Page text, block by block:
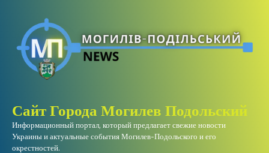
content
Сайт Города Могилев Подольский
Информационный портал, который предлагает свежие новости
Украины и актуальные события Могилев-Подольского и его
окрестностей.